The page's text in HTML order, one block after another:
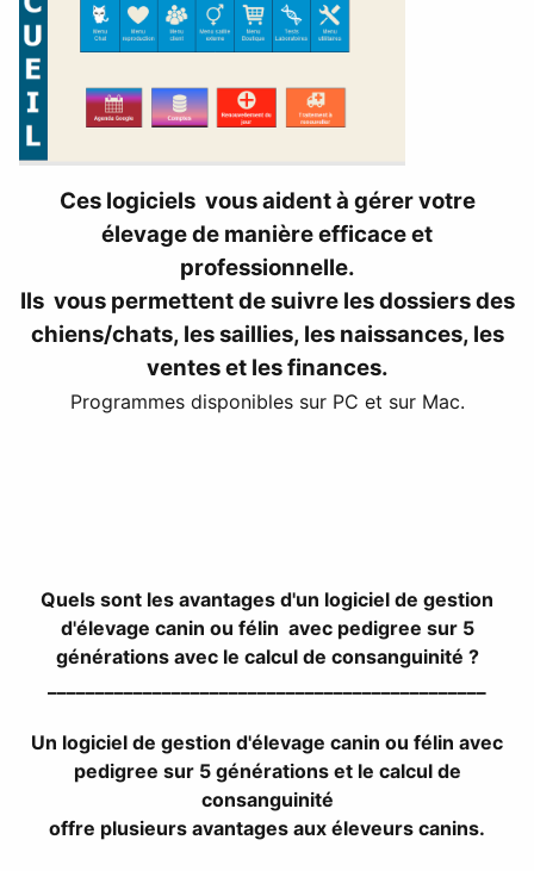
Ces logiciels vous aident à gérer votre
élevage de manière efficace et
professionnelle.
Ils vous permettent de suivre les dossiers des
chiens/chats, les saillies, les naissances, les
ventes et les finances.
Programmes disponibles sur PC et sur Mac.
Quels sont les avantages d'un logiciel de gestion
d'élevage canin ou félin avec pedigree sur 5
générations avec le calcul de consanguinité ?
Un logiciel de gestion d'élevage canin ou félin avec
pedigree sur 5 générations et le calcul de
consanguinité
offre plusieurs avantages aux éleveurs canins.